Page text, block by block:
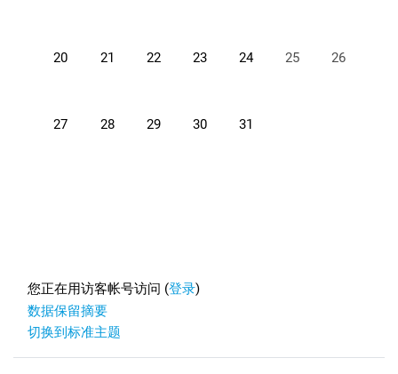
没有活动，07月20日 星期一
20 没有活动，07月21日 星期二
21 没有活动，07月22日 星期三
22 没有活动，07月23日 星期四
23 没有活动，07月24日 星期五
24 没有活动，07月25
25 没有活动
26
没有活动，07月27日 星期一
27 没有活动，07月28日 星期二
28 没有活动，07月29日 星期三
29 没有活动，07月30日 星期四
30 没有活动，07月31日 星期五
31
您正在用访客帐号访问 (登录)
‎数据保留摘要‎
切换到标准主题